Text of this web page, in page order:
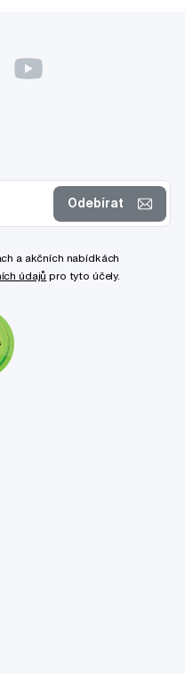
Odebírat
a akčních nabídkách
údajů pro tyto účely.